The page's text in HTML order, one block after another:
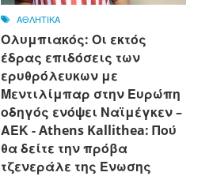
ΑΘΛΗΤΙΚΑ
Ολυμπιακός: Οι εκτός
έδρας επιδόσεις των
ερυθρόλευκων με
Μεντιλίμπαρ στην Ευρώπη
οδηγός ενόψει Ναϊμέγκεν –
ΑΕΚ - Athens Kallithea: Πού
θα δείτε την πρόβα
τζενεράλε της Ένωσης